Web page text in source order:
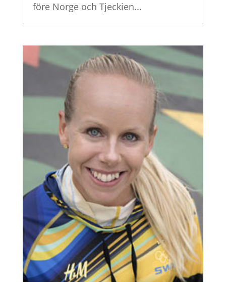
före Norge och Tjeckien...